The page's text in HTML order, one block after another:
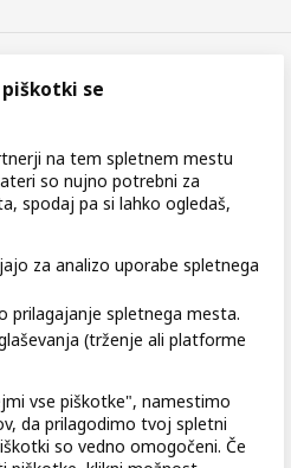
SL
Pogoji poslovanjaPodatki o podjetju
od pogodbe (storitve)
se
na tem spletnem mestu
so nujno potrebni za
spodaj pa si lahko ogledaš,
za analizo uporabe spletnega
prilagajanje spletnega mesta.
(trženje ali platforme
vse piškotke", namestimo
da prilagodimo tvoj spletni
so vedno omogočeni. Če